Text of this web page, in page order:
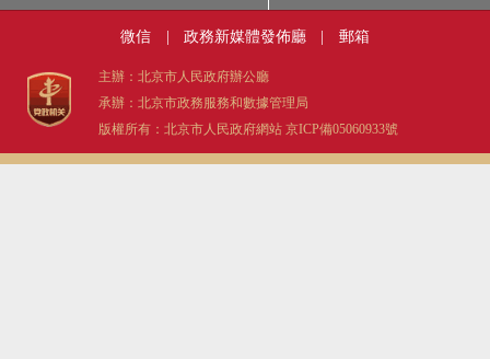
微信 政務新媒體發佈廳 郵箱
主辦：北京市人民政府辦公廳
承辦：北京市政務服務和數據管理局
版權所有：北京市人民政府網站 京ICP備05060933號